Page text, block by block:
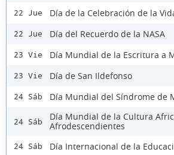
22 Jue Día de la Celebración de la
22 Jue Día del Recuerdo de la NASA
23 Vie Día Mundial de la Escritura a
23 Vie Día de San Ildefonso
24 Sáb Día Mundial del Síndrome de
24 Sáb
Día Mundial de la Cultura
Afrodescendientes
24 Sáb Día Internacional de la